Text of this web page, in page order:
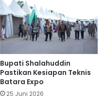
Bupati Shalahuddin
Pastikan Kesiapan Teknis
Batara Expo
25 Juni 2026